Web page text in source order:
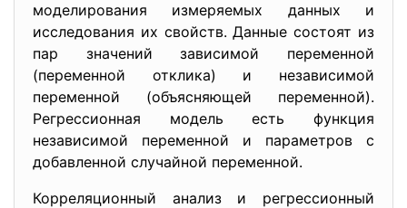
моделирования измеряемых данных и
исследования их свойств. Данные состоят из
пар значений зависимой переменной
(переменной отклика) и независимой
переменной (объясняющей переменной).
Регрессионная модель есть функция
независимой переменной и параметров с
добавленной случайной переменной.
Корреляционный анализ и регрессионный